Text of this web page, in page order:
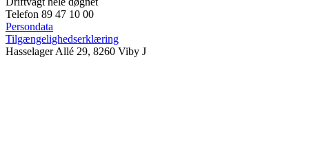
Telefon 89 47 10 00
Persondata
Tilgængelighedserklæring
Hasselager Allé 29, 8260 Viby J